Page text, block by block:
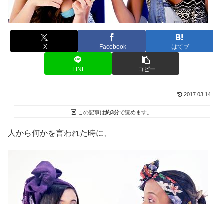
X Facebook はてブ
LINE コピー
2017.03.14
この記事は約3分で読めます。
人から何かを言われた時に、